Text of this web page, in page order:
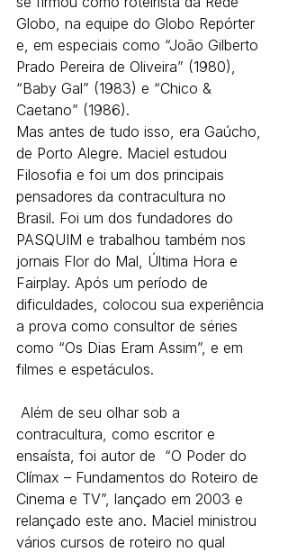
Globo, na equipe do Globo Repórter
e, em especiais como “João Gilberto
Prado Pereira de Oliveira” (1980),
“Baby Gal” (1983) e “Chico &
Caetano” (1986).
Mas antes de tudo isso, era Gaúcho,
de Porto Alegre. Maciel estudou
Filosofia e foi um dos principais
pensadores da contracultura no
Brasil. Foi um dos fundadores do
PASQUIM e trabalhou também nos
jornais Flor do Mal, Última Hora e
Fairplay. Após um período de
dificuldades, colocou sua experiência
a prova como consultor de séries
como “Os Dias Eram Assim”, e em
filmes e espetáculos.
contracultura, como escritor e
ensaísta, foi autor de  “O Poder do
Clímax – Fundamentos do Roteiro de
Cinema e TV”, lançado em 2003 e
relançado este ano. Maciel ministrou
vários cursos de roteiro no qual